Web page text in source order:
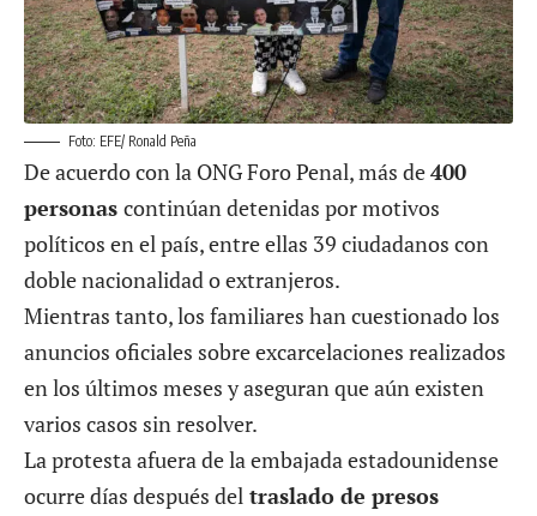
Foto: EFE/ Ronald Peña
De acuerdo con la ONG Foro Penal, más de400
personas continúan detenidas por motivos
políticos en el país, entre ellas 39 ciudadanos con
doble nacionalidad o extranjeros.
Mientras tanto, los familiares han cuestionado los
anuncios oficiales sobre excarcelaciones realizados
en los últimos meses y aseguran que aún existen
varios casos sin resolver.
La protesta afuera de la embajada estadounidense
ocurre días después del traslado de presos